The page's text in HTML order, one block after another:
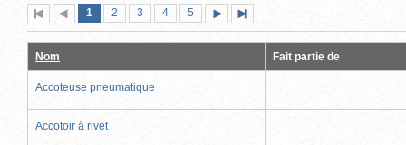
Première
page
Page
précédente
Page
1 (page
actuelle)
Page
2 Page
3 Page
4 Page
5
suivante
page
Nom Fait partie de
Accoteuse pneumatique
Accotoir à rivet